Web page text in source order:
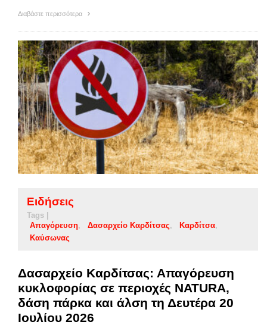
Διαβάστε περισσότερα
Ειδήσεις
Tags |
Απαγόρευση
Δασαρχείο Καρδίτσας
Καρδίτσα
Καύσωνας
Δασαρχείο Καρδίτσας: Απαγόρευση
κυκλοφορίας σε περιοχές NATURA,
δάση πάρκα και άλση τη Δευτέρα 20
Ιουλίου 2026